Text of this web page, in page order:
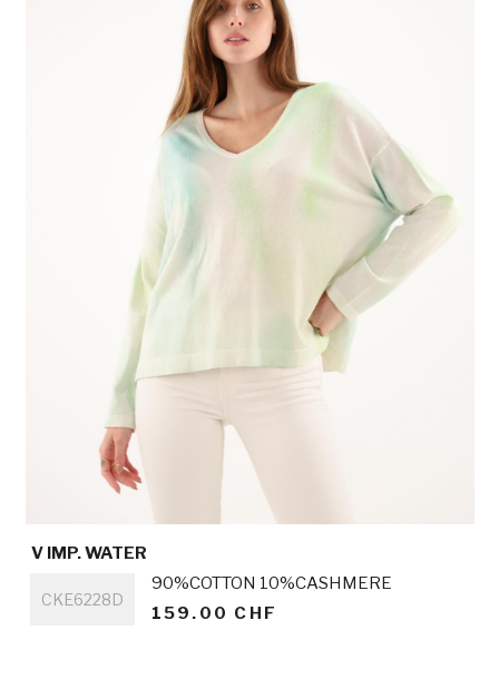
V IMP. WATER
CKE6228D
90%COTTON 10%CASHMERE
159.00 CHF